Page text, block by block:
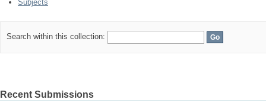
Subjects
Search within this collection:
Recent Submissions